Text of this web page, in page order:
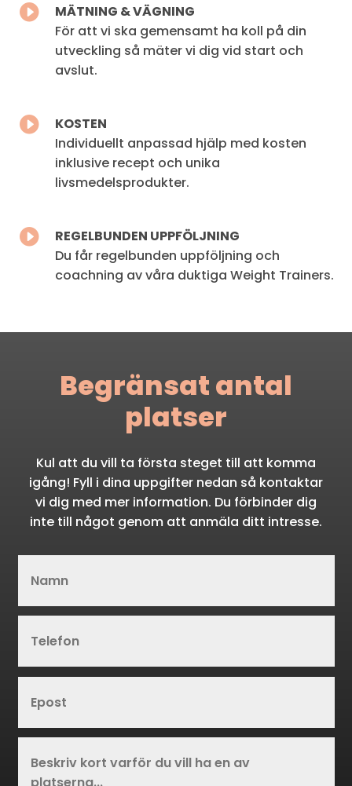

MÄTNING & VÄGNING
För att vi ska gemensamt ha koll på din
utveckling så mäter vi dig vid start och
avslut.

KOSTEN
Individuellt anpassad hjälp med kosten
inklusive recept och unika
livsmedelsprodukter.

REGELBUNDEN UPPFÖLJNING
Du får regelbunden uppföljning och
coachning av våra duktiga Weight Trainers.
Begränsat antal
platser
Kul att du vill ta första steget till att komma
igång! Fyll i dina uppgifter nedan så kontaktar
vi dig med mer information. Du förbinder dig
inte till något genom att anmäla ditt intresse.